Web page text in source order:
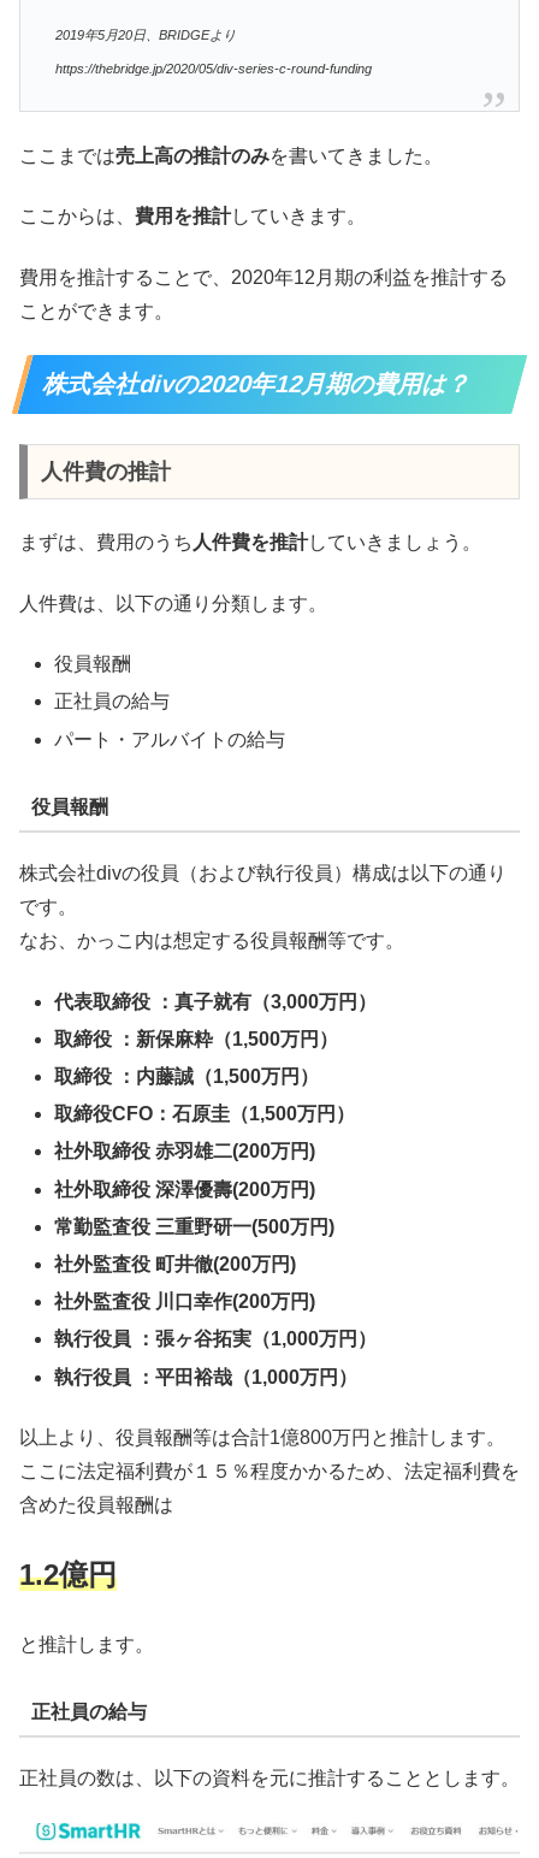
2019年5月20日、BRIDGEより
https://thebridge.jp/2020/05/div-series-c-round-funding
ここまでは売上高の推計のみを書いてきました。
ここからは、 費用を推計していきます。
費用を推計することで、2020年12月期の利益を推計する
ことができます。
株式会社divの2020年12月期の費用は？
人件費の推計
まずは、費用のうち 人件費を推計していきましょう。
人件費は、以下の通り分類します。
役員報酬
正社員の給与
パート・アルバイトの給与
役員報酬
株式会社divの役員（および執行役員）構成は以下の通り
です。
なお、かっこ内は想定する役員報酬等です。
代表取締役 ：真子就有（3,000万円）
取締役 ：新保麻粋（1,500万円）
取締役 ：内藤誠（1,500万円）
取締役CFO：石原圭（1,500万円）
社外取締役 赤羽雄二(200万円)
社外取締役 深澤優壽(200万円)
常勤監査役 三重野研一(500万円)
社外監査役 町井徹(200万円)
社外監査役 川口幸作(200万円)
執行役員 ：張ヶ谷拓実（1,000万円）
執行役員 ：平田裕哉（1,000万円）
以上より、役員報酬等は合計1億800万円と推計します。
ここに法定福利費が１５％程度かかるため、法定福利費を
含めた役員報酬は
1.2億円
と推計します。
正社員の給与
正社員の数は、以下の資料を元に推計することとします。